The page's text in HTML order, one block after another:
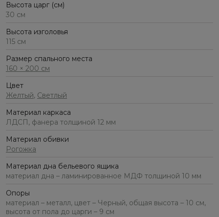
Высота царг (см)
30 см
Высота изголовья
115 см
Размер спального места
160 × 200 см
Цвет
Желтый, Светлый
Материал каркаса
ЛДСП, фанера толщиной 12 мм
Материал обивки
Рогожка
Материал дна бельевого ящика
материал дна – ламинированное МДФ толщиной 10 мм
Опоры
материал – металл, цвет – Черный, общая высота – 10 см,
высота от пола до царги – 9 см